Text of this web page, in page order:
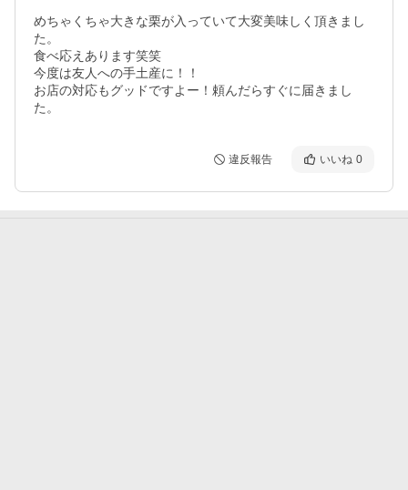
めちゃくちゃ大きな栗が入っていて大変美味しく頂きまし
た。
食べ応えあります笑笑
今度は友人への手土産に！！
お店の対応もグッドですよー！頼んだらすぐに届きまし
た。
違反報告 いいね 0